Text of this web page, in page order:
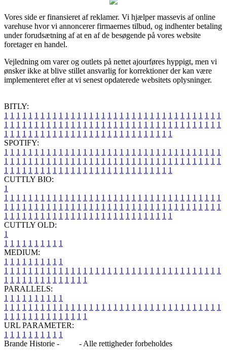
Vores side er finansieret af reklamer. Vi hjælper massevis af online
varehuse hvor vi annoncerer firmaernes tilbud, og indhenter betaling
under forudsætning af at en af de besøgende på vores website
foretager en handel.
Vejledning om varer og outlets på nettet ajourføres hyppigt, men vi
ønsker ikke at blive stillet ansvarlig for korrektioner der kan være
implementeret efter at vi senest opdaterede websitets oplysninger.
BITLY:
1 1 1 1 1 1 1 1 1 1 1 1 1 1 1 1 1 1 1 1 1 1 1 1 1 1 1 1 1 1 1 1 1 1 1 1
1 1 1 1 1 1 1 1 1 1 1 1 1 1 1 1 1 1 1 1 1 1 1 1 1 1 1 1 1 1 1 1 1 1 1 1
1 1 1 1 1 1 1 1 1 1 1 1 1 1 1 1 1 1 1 1 1 1 1 1 1 1 1 1
SPOTIFY:
1 1 1 1 1 1 1 1 1 1 1 1 1 1 1 1 1 1 1 1 1 1 1 1 1 1 1 1 1 1 1 1 1 1 1 1
1 1 1 1 1 1 1 1 1 1 1 1 1 1 1 1 1 1 1 1 1 1 1 1 1 1 1 1 1 1 1 1 1 1 1 1
1 1 1 1 1 1 1 1 1 1 1 1 1 1 1 1 1 1 1 1 1 1 1 1 1 1 1 1
CUTTLY BIO:
1
1 1 1 1 1 1 1 1 1 1 1 1 1 1 1 1 1 1 1 1 1 1 1 1 1 1 1 1 1 1 1 1 1 1 1 1
1 1 1 1 1 1 1 1 1 1 1 1 1 1 1 1 1 1 1 1 1 1 1 1 1 1 1 1 1 1 1 1 1 1 1 1
1 1 1 1 1 1 1 1 1 1 1 1 1 1 1 1 1 1 1 1 1 1 1 1 1 1 1 1
CUTTLY OLD:
1
1 1 1 1 1 1 1 1 1 1
MEDIUM:
1 1 1 1 1 1 1 1 1 1
1 1 1 1 1 1 1 1 1 1 1 1 1 1 1 1 1 1 1 1 1 1 1 1 1 1 1 1 1 1 1 1 1 1 1 1
1 1 1 1 1 1 1 1 1 1 1 1 1 1
PARALLELS:
1 1 1 1 1 1 1 1 1 1
1 1 1 1 1 1 1 1 1 1 1 1 1 1 1 1 1 1 1 1 1 1 1 1 1 1 1 1 1 1 1 1 1 1 1 1
1 1 1 1 1 1 1 1 1 1 1 1 1 1
URL PARAMETER:
1 1 1 1 1 1 1 1 1 1
Brande Historie -
- Alle rettigheder forbeholdes